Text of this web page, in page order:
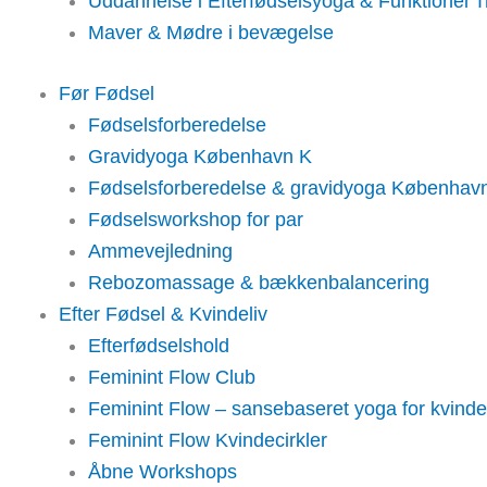
Maver & Mødre i bevægelse
Før Fødsel
Fødselsforberedelse
Gravidyoga København K
Fødselsforberedelse & gravidyoga
Fødselsworkshop for par
Ammevejledning
Rebozomassage & bækkenbalancering
Efter Fødsel & Kvindeliv
Efterfødselshold
Feminint Flow Club
Feminint Flow – sansebaseret yoga for
Feminint Flow Kvindecirkler
Åbne Workshops